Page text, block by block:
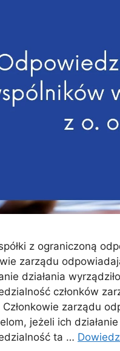
z ograniczoną
zarządu
działania
członków
zarządu
jeżeli ich
ta …